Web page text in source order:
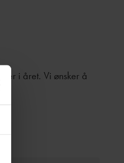
i året. Vi ønsker å